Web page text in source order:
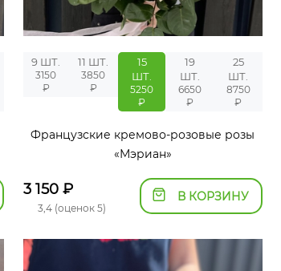
9 ШТ.
3150
₽
11 ШТ.
3850
₽
15
ШТ.
5250
₽
19
ШТ.
6650
₽
25
ШТ.
8750
₽
Французские кремово-розовые розы
«Мэриан»
3 150₽
3,4 (оценок 5)
В КОРЗИНУ